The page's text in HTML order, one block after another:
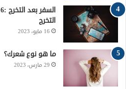
التخرج
16 مايو، 2023
ما هو نوع شعرك؟
29 مارس، 2023